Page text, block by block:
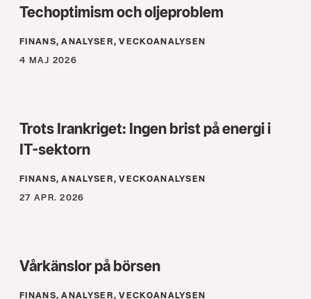
Techoptimism och oljeproblem
FINANS, ANALYSER, VECKOANALYSEN
4 MAJ 2026
Trots Irankriget: Ingen brist på energi i
IT-sektorn
FINANS, ANALYSER, VECKOANALYSEN
27 APR. 2026
Vårkänslor på börsen
FINANS, ANALYSER, VECKOANALYSEN